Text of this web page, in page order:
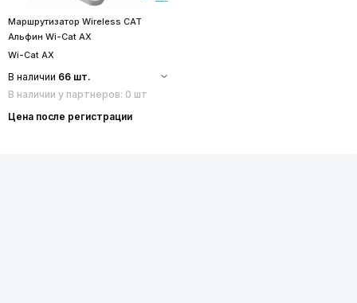
Маршрутизатор Wireless CAT
Альфин Wi-Cat AX
Wi-Cat AX
В наличии 66 шт.
В наличии у партнеров: 0 шт
Цена после регистрации